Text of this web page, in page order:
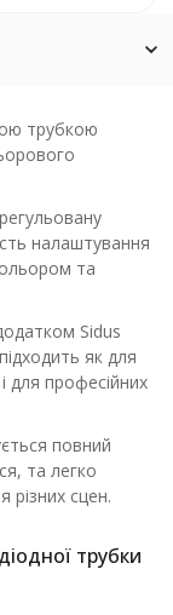
трубкою
налаштування
та
Sidus
як для
для професійних
повний
та легко
різних сцен.
трубки